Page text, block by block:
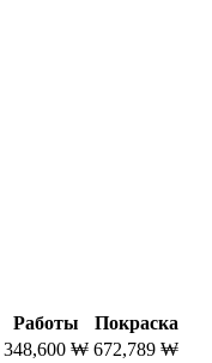
Работы
Покраска
348,600 ₩ 672,789 ₩